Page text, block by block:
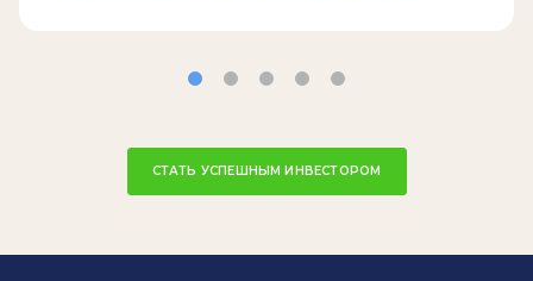
СТАТЬ УСПЕШНЫМ ИНВЕСТОРОМ